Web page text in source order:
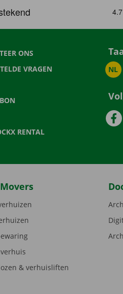
ONS
VRAGEN
RENTAL
NL
& verhuisliften